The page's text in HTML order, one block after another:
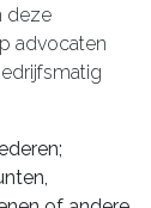
deze
advocaten